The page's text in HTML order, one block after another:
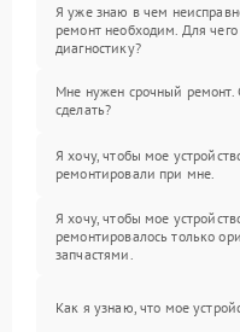
Я уже знаю в чем
ремонт необходим. Для чего
диагностику?
Мне нужен срочный ремонт.
сделать?
Я хочу, чтобы мое
ремонтировали при мне.
Я хочу, чтобы мое
ремонтировалось только
запчастями.
Как я узнаю, что мое